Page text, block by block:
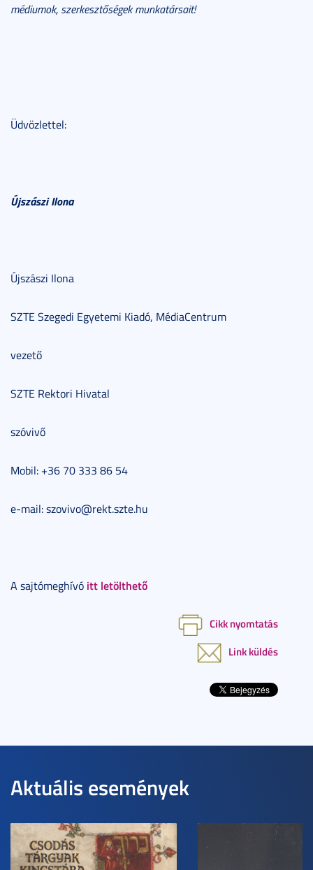
médiumok, szerkesztőségek munkatársait!
Üdvözlettel:
Újszászi Ilona
Újszászi Ilona
SZTE Szegedi Egyetemi Kiadó, MédiaCentrum
vezető
SZTE Rektori Hivatal
szóvivő
Mobil: +36 70 333 86 54
e-mail: szovivo@rekt.szte.hu
A sajtómeghívó itt letölthető
Cikk nyomtatás
Link küldés
Aktuális események